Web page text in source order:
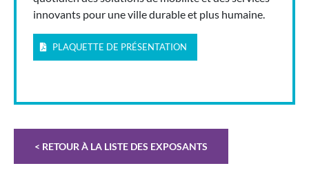
innovants pour une ville durable et plus humaine.
PLAQUETTE DE PRÉSENTATION
< RETOUR À LA LISTE DES EXPOSANTS